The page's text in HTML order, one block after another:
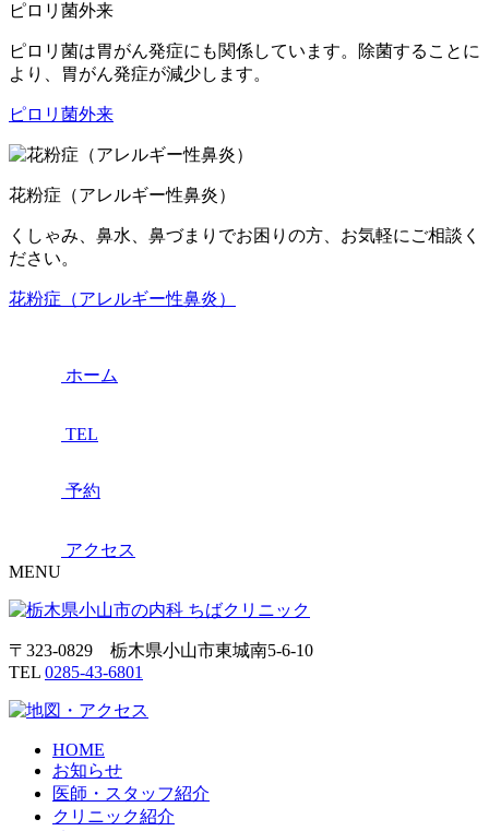
ピロリ菌外来
ピロリ菌は胃がん発症にも関係しています。除菌することに
より、胃がん発症が減少します。
ピロリ菌外来
花粉症（アレルギー性鼻炎）
くしゃみ、鼻水、鼻づまりでお困りの方、お気軽にご相談く
ださい。
花粉症（アレルギー性鼻炎）
ホーム
TEL
予約
アクセス
MENU
〒323-0829 栃木県小山市東城南5-6-10
TEL 0285-43-6801
HOME
お知らせ
医師・スタッフ紹介
クリニック紹介